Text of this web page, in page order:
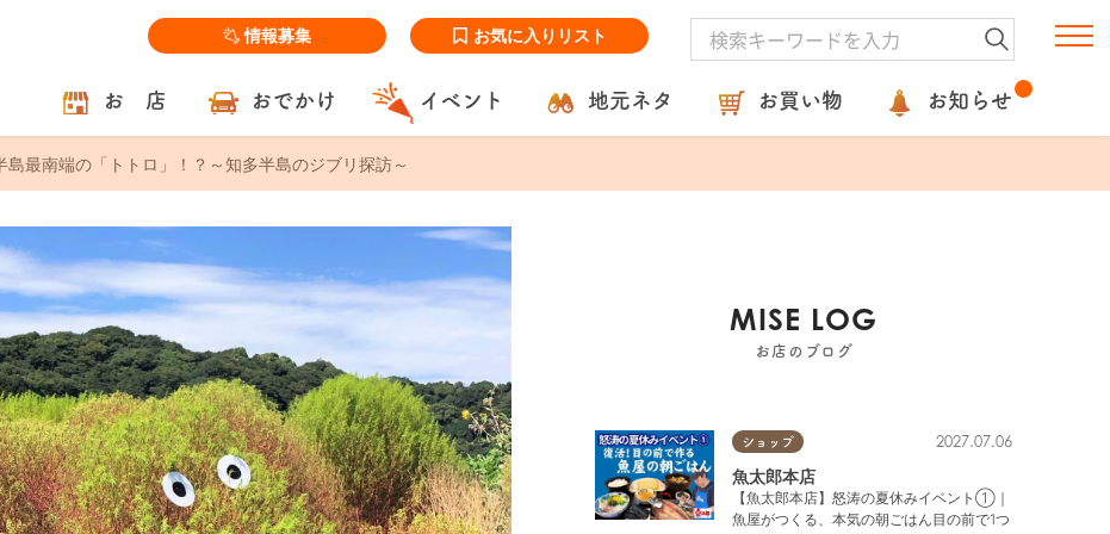
情報募集 お気に入りリスト
お 店 おでかけ イベント 地元ネタ お買い物 お知らせ
島最南端の「トトロ」！？～知多半島のジブリ探訪～
MISE LOG
お店のブログ
ショップ 2027.07.06
魚太郎本店
【魚太郎本店】怒涛の夏休みイベント①｜
魚屋がつくる、本気の朝ごはん目の前で1つ